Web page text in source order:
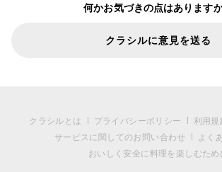
何かお気づきの点はあります
クラシルに意見を送る
クラシルとは プライバシーポリシー 利用規
サービスに関してのお問い合わせ
よく
おいしく安全に料理を楽しむため